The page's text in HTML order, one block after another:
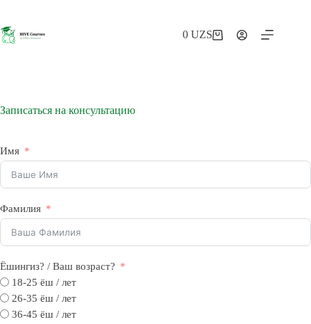
сути
Корзина
0UZS
Записаться на консультацию
Имя
Фамилия
Ёшингиз? / Ваш возраст?
18-25 ёш / лет
26-35 ёш / лет
36-45 ёш / лет